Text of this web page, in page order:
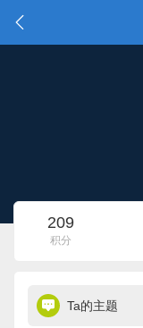
209
积分
Ta的主题